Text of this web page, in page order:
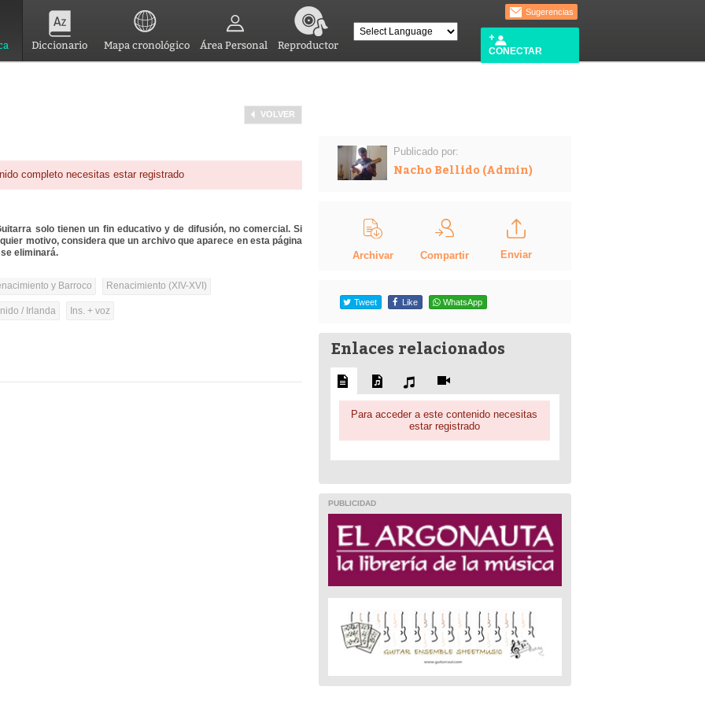
Diccionario Mapa cronológico Área Personal Reproductor
Sugerencias
CONECTAR
VOLVER
completo necesitas estar registrado
solo tienen un fin educativo y de difusión, no comercial. Si
motivo, considera que un archivo que aparece en esta página
eliminará.
y Barroco Renacimiento (XIV-XVI)
/ Irlanda Ins. + voz
Publicado por:
Nacho Bellido (Admin)
Archivar Compartir Enviar
Tweet Like WhatsApp
Enlaces relacionados
Para acceder a este contenido necesitas
estar registrado
PUBLICIDAD